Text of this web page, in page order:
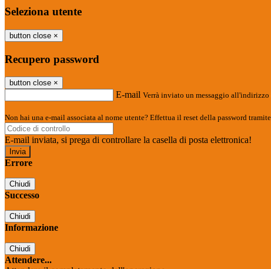
Seleziona utente
button close ×
Recupero password
button close ×
E-mail Verrà inviato un messaggio
Non hai una e-mail associata al nome utente? Effettua il reset della password
E-mail inviata, si prega di controllare la casella di posta elettronica!
Errore
Chiudi
Successo
Chiudi
Informazione
Chiudi
Attendere...